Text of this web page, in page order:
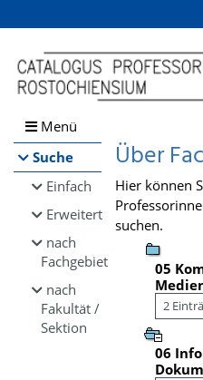
Browsen
direkt zum Inhalt
Menü
Suche
Einfach
Erweitert
nach
Fachgebiet
nach
Fakultät /
Sektion
Über
Hier können
suchen.
05
2
06